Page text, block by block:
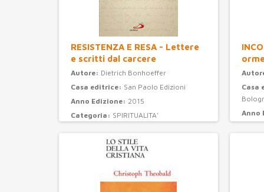
RESISTENZA E RESA - Lettere
e scritti dal carcere
Autore: Dietrich Bonhoeffer
Casa editrice: San Paolo Edizioni
Anno Edizione: 2015
Categoria: SPIRITUALITA'
Casa
Anno